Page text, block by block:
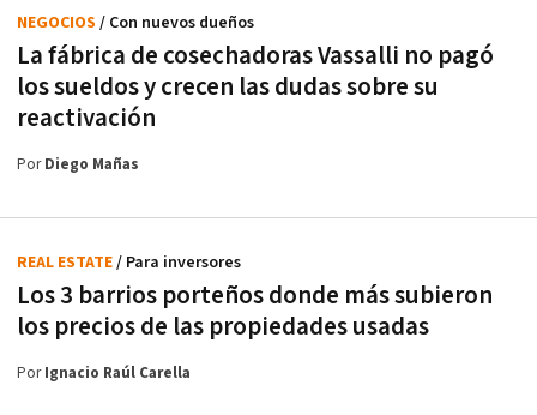
La fábrica de cosechadoras Vassalli no pagó
los sueldos y crecen las dudas sobre su
reactivación
NEGOCIOS / Con nuevos dueños
PorDiego Mañas
Los 3 barrios porteños donde más subieron
los precios de las propiedades usadas
REAL ESTATE/ Para inversores
PorIgnacio Raúl Carella